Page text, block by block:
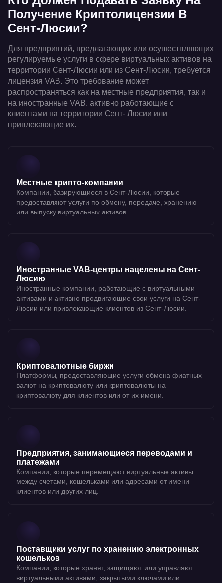
Получение Криптолицензии В
Сент-Люсии?
Для предприятий, предлагающих или осуществляющих
регулируемые услуги в сфере виртуальных активов на
территории Сент-Люсии или из Сент-Люсии, требуется
лицензия VAB. Это требование может
распространяться как на местные предприятия, так и
на иностранные VAB, активно работающие с
клиентами на территории Сент- Люсии или
привлекающие их.
Местные крипто-компании
Компании, базирующиеся в Сент-Люсии, которые
предоставляют услуги по обмену, передаче, хранению
или выпуску виртуальных активов.
Иностранные VAB-центры нацелены на Сент-
Люсию
Иностранные компании, работающие с виртуальными
активами и активно продвигающие свои услуги на Сент-
Люсии или привлекающие клиентов из Сент-Люсии.
Криптовалютные биржи
Платформы, предоставляющие услуги обмена фиатных
валют на криптовалюту или криптовалюты на
криптовалюту для клиентов или от их имени.
Предприятия, занимающиеся переводами и
платежами
Компании, которые перемещают виртуальные активы
между счетами, кошельками или адресами от имени
клиентов или других лиц.
Поставщики услуг по хранению электронных
кошельков
Компании, которые хранят, защищают или управляют
виртуальными активами, закрытыми ключами или